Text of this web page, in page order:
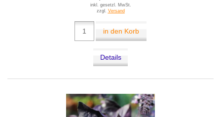
inkl. gesetzl. MwSt.
zzgl. Versand
in den Korb
Details